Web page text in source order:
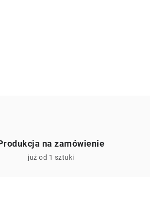
na zamówienie
już od 1 sztuki